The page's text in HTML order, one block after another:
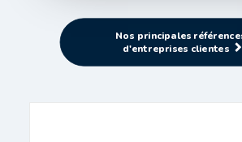
Nos principales
d'entreprises clientes